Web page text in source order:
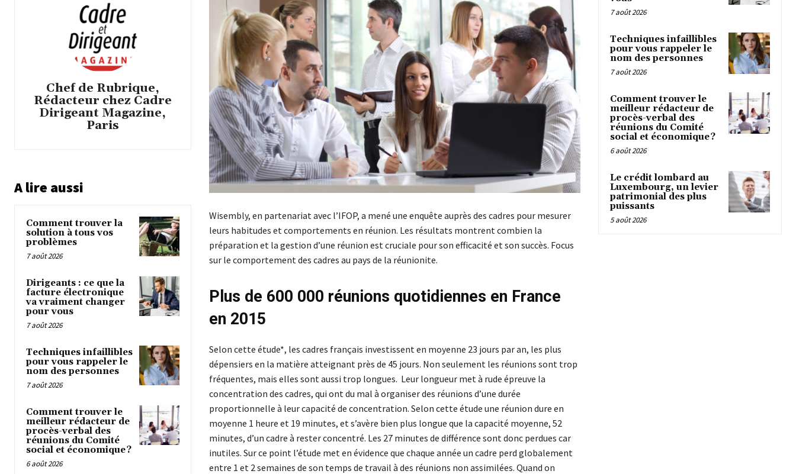
Chef de Rubrique,
Rédacteur chez Cadre
Dirigeant Magazine,
Paris
A lire aussi
Comment trouver la
solution à tous vos
problèmes
7 août 2026
Dirigeants : ce que la
facture électronique
va vraiment changer
pour vous
7 août 2026
Techniques infaillibles
pour vous rappeler le
nom des personnes
7 août 2026
Comment trouver le
meilleur rédacteur de
procès-verbal des
réunions du Comité
social et économique ?
6 août 2026
Wisembly, en partenariat avec l’IFOP, a mené une enquête auprès des cadres pour mesurer
leurs habitudes et comportements en réunion. Les résultats montrent combien la
préparation et la gestion d’une réunion est cruciale pour son efficacité et son succès. Focus
sur le comportement des cadres au pays de la réunionite.
Plus de 600 000 réunions quotidiennes en France
en 2015
Selon cette étude*, les cadres français investissent en moyenne 23 jours par an, les plus
dépensiers en la matière atteignant près de 45 jours. Non seulement les réunions sont trop
fréquentes, mais elles sont aussi trop longues. Leur longueur met à rude épreuve la
concentration des cadres, qui ont du mal à organiser des réunions d’une durée
proportionnelle à leur capacité de concentration. Selon cette étude une réunion dure en
moyenne 1 heure et 19 minutes, et s’avère bien plus longue que la capacité moyenne, 52
minutes, d’un cadre à rester concentré. Les 27 minutes de différence sont donc perdues car
inutiles. Sur ce point l’étude met en évidence que chaque année un cadre perd globalement
entre 1 et 2 semaines de son temps de travail à des réunions non assimilées. Quand on
7 août 2026
Techniques infaillibles
pour vous rappeler le
nom des personnes
7 août 2026
Comment trouver le
meilleur rédacteur de
procès-verbal des
réunions du Comité
social et économique ?
6 août 2026
Le crédit lombard au
Luxembourg, un levier
patrimonial des plus
puissants
5 août 2026